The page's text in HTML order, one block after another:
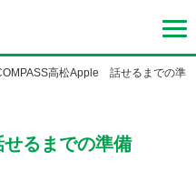
高松Apple 話せるまでの準
るまでの準備